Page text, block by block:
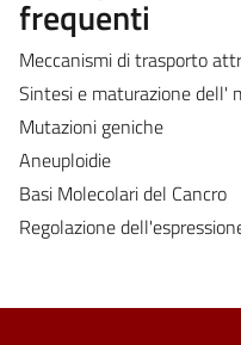
frequenti
Meccanismi di trasporto
Sintesi e maturazione dell'
Mutazioni geniche
Aneuploidie
Basi Molecolari del Cancro
Regolazione